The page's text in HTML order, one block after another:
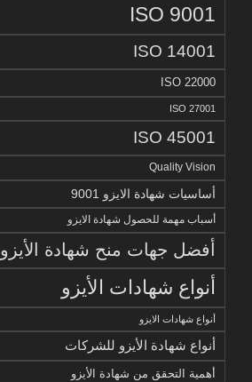
ISO 9001
ISO 14001
ISO 22000
ISO 27001
ISO 45001
Quality Vision
أساسيات شهادة الايزو 9001
أسباب مهمة للحصول شهادة الايزو
أفضل جهات منح شهادة الأيزو
أنواع شهادات الأيزو
أنواع شهادات الايزو
أنواع شهادة الأيزو للشركات
أهمية التحقق من شهادة الأيزو